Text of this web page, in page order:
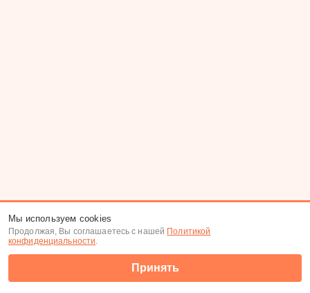
Мы используем cookies
Продолжая, Вы соглашаетесь с нашей Политикой
конфиденциальности.
Принять